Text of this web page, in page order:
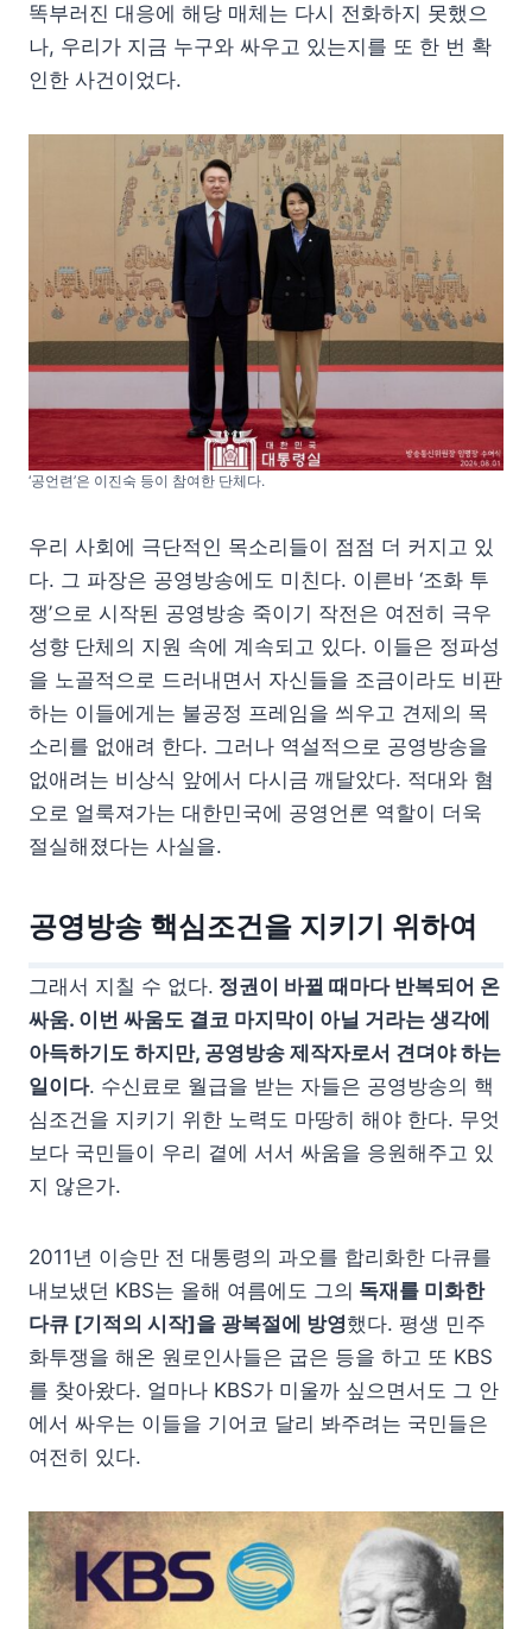
똑부러진 대응에 해당 매체는 다시 전화하지 못했으
나, 우리가 지금 누구와 싸우고 있는지를 또 한 번 확
인한 사건이었다.
‘공언련’은 이진숙 등이 참여한 단체다.
우리 사회에 극단적인 목소리들이 점점 더 커지고 있
다. 그 파장은 공영방송에도 미친다. 이른바 ‘조화 투
쟁’으로 시작된 공영방송 죽이기 작전은 여전히 극우
성향 단체의 지원 속에 계속되고 있다. 이들은 정파성
을 노골적으로 드러내면서 자신들을 조금이라도 비판
하는 이들에게는 불공정 프레임을 씌우고 견제의 목
소리를 없애려 한다. 그러나 역설적으로 공영방송을
없애려는 비상식 앞에서 다시금 깨달았다. 적대와 혐
오로 얼룩져가는 대한민국에 공영언론 역할이 더욱
절실해졌다는 사실을.
공영방송 핵심조건을 지키기 위하여
그래서 지칠 수 없다. 정권이 바뀔 때마다 반복되어 온
싸움. 이번 싸움도 결코 마지막이 아닐 거라는 생각에
아득하기도 하지만, 공영방송 제작자로서 견뎌야 하는
일이다. 수신료로 월급을 받는 자들은 공영방송의 핵
심조건을 지키기 위한 노력도 마땅히 해야 한다. 무엇
보다 국민들이 우리 곁에 서서 싸움을 응원해주고 있
지 않은가.
2011년 이승만 전 대통령의 과오를 합리화한 다큐를
내보냈던 KBS는 올해 여름에도 그의 독재를 미화한
다큐 [기적의 시작]을 광복절에 방영했다. 평생 민주
화투쟁을 해온 원로인사들은 굽은 등을 하고 또 KBS
를 찾아왔다. 얼마나 KBS가 미울까 싶으면서도 그 안
에서 싸우는 이들을 기어코 달리 봐주려는 국민들은
여전히 있다.